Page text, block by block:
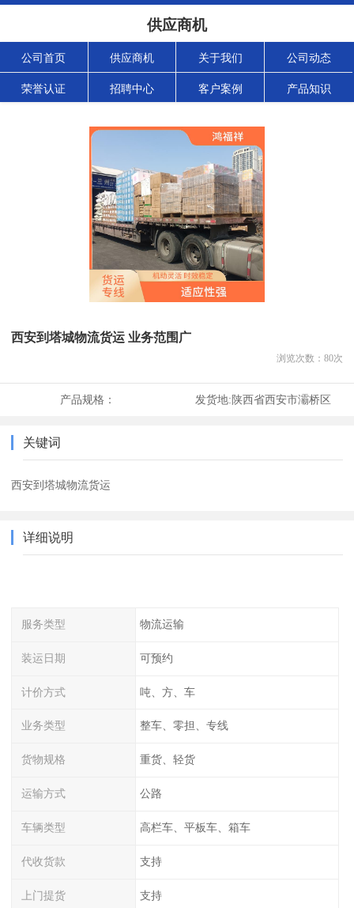
供应商机
公司首页 供应商机 关于我们 公司动态
荣誉认证 招聘中心 客户案例 产品知识
西安到塔城物流货运 业务范围广
浏览次数： 80次
产品规格： 发货地:陕西省西安市灞桥区
关键词
西安到塔城物流货运
详细说明
服务类型 物流运输
装运日期 可预约
计价方式 吨、方、车
业务类型 整车、零担、专线
货物规格 重货、轻货
运输方式 公路
车辆类型 高栏车、平板车、箱车
代收货款 支持
上门提货 支持